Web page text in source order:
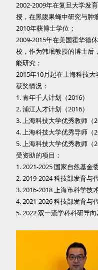
2002-2009年在复旦大学发
授，在黑腹果蝇中研究与肿
2010年获博士学位；
2009-2015年在美国霍华德
校，作为韩珉教授的博士后
能研究；
2015年10月起在上海科技大
获奖情况：
1. 青年千人计划（2016）
2. 浦江人才计划（2016）
3. 上海科技大学优秀教师（
4. 上海科技大学优秀导师（
5. 上海科技大学优秀教师（
受资助的项目：
1. 2021-2025 国家自然基金
2. 2019-2024 科技部发育与
3. 2016-2018 上海市科学技
4. 2021-2026 科技部发育与
5. 2022 双一流学科科研导